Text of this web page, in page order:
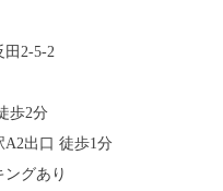
田2-5-2
歩2分
A2出口 徒歩1分
グあり